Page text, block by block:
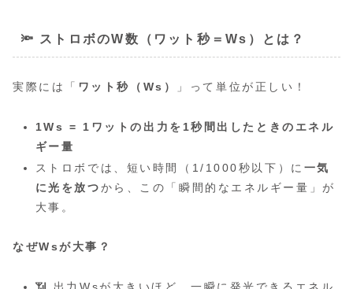
🔦 ストロボのW数（ワット秒＝Ws）とは？
実際には「 ワット秒（Ws） 」って単位が正しい！
1Ws = 1ワットの出力を1秒間出したときのエネル
ギー量
ストロボでは、短い時間（1/1000秒以下）に 一気
に光を放つから、この「瞬間的なエネルギー量」が
大事。
なぜWsが大事？
📶 出力Wsが大きいほど、一瞬に発光できるエネル